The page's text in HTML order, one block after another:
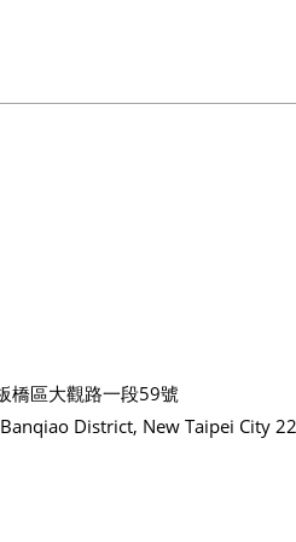
橋區大觀路一段59號
District, New Taipei City